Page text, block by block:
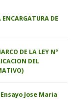
DE
DE LA LEY N°
DEL
Jose Maria